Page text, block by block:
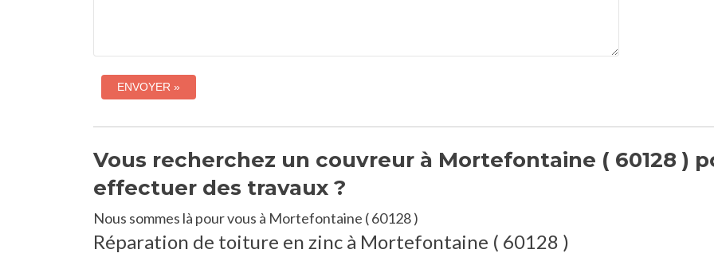
Vous recherchez un couvreur à Mortefontaine ( 60128 )
effectuer des travaux ?
Nous sommes là pour vous à Mortefontaine ( 60128 )
Réparation de toiture en zinc à Mortefontaine ( 60128 )